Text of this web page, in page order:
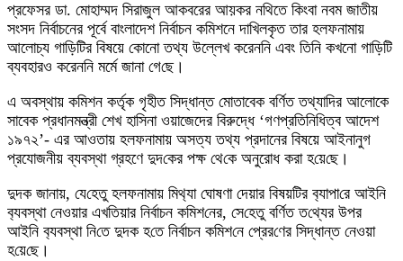
প্রফেসর ডা. মোহাম্মদ সিরাজুল আকবরের আয়কর নথিতে কিংবা নবম জাতীয়
সংসদ নির্বাচনের পূর্বে বাংলাদেশ নির্বাচন কমিশনে দাখিলকৃত তার হলফনামায়
আলোচ্য গাড়িটির বিষয়ে কোনো তথ্য উল্লেখ করেননি এবং তিনি কখনো গাড়িটি
ব্যবহারও করেননি মর্মে জানা গে‌ছে।
এ অবস্থায় কমিশন কর্তৃক গৃহীত সিদ্ধান্ত মোতাবেক বর্ণিত তথ্যাদির আলোকে
সাবেক প্রধানমন্ত্রী শেখ হাসিনা ওয়াজেদের বিরুদ্ধে ‘গণপ্রতিনিধিত্ব আদেশ
১৯৭২’- এর আওতায় হলফনামায় অসত্য তথ্য প্রদানের বিষয়ে আইনানুগ
প্রযোজনীয় ব্যবস্থা গ্রহণে দুদ‌কের পক্ষ থে‌কে অনুরোধ করা হ‌য়ে‌ছে।
দুদক জানায়, যে‌হেতু হলফনামায় মিথ‌্যা ঘোষণা দেয়ার বিষয়‌টির ব‌্যাপা‌রে আই‌নি
ব‌্যবস্থা নেওয়ার এখ‌তিয়ার নির্বাচন ক‌মিশ‌নের, সে‌হেতু ব‌র্ণিত ত‌থ্যের উপর
আই‌নি ব‌্যবস্থা নি‌তে দুদক হ‌তে নির্বাচন ক‌মিশ‌নে প্রের‌ণের সিদ্ধান্ত নেওয়া
হ‌য়ে‌ছে।